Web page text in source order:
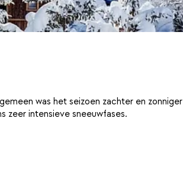
was het seizoen zachter en zonniger
zeer intensieve sneeuwfases.